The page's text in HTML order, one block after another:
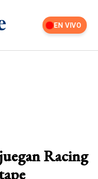
EN VIVO
Racing